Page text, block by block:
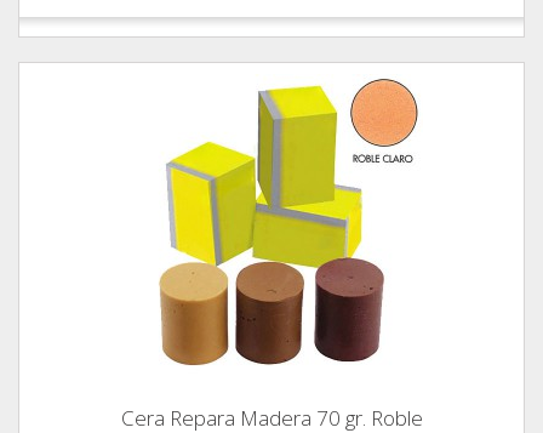
Cera Repara Madera 70 gr. Roble